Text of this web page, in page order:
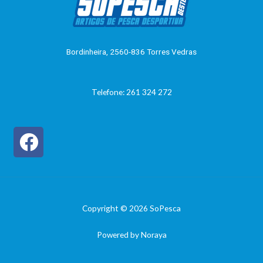
Bordinheira, 2560-836 Torres Vedras
Telefone: 261 324 272
Copyright © 2026 SoPesca
Powered by Noraya